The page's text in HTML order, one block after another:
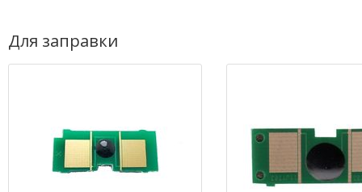
Для заправки